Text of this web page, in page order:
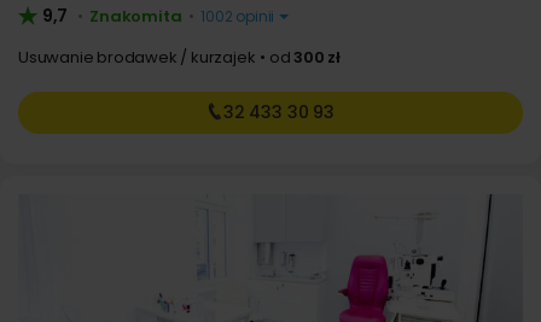
9,7 • Znakomita • 1002 opinii
Usuwanie brodawek / kurzajek od 300 zł
32 433 30 93